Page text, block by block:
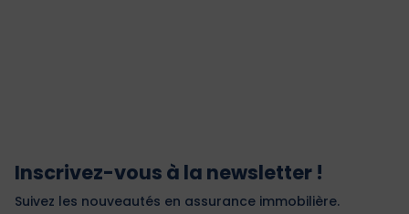
Inscrivez-vous à la newsletter !
Suivez les nouveautés en assurance immobilière.